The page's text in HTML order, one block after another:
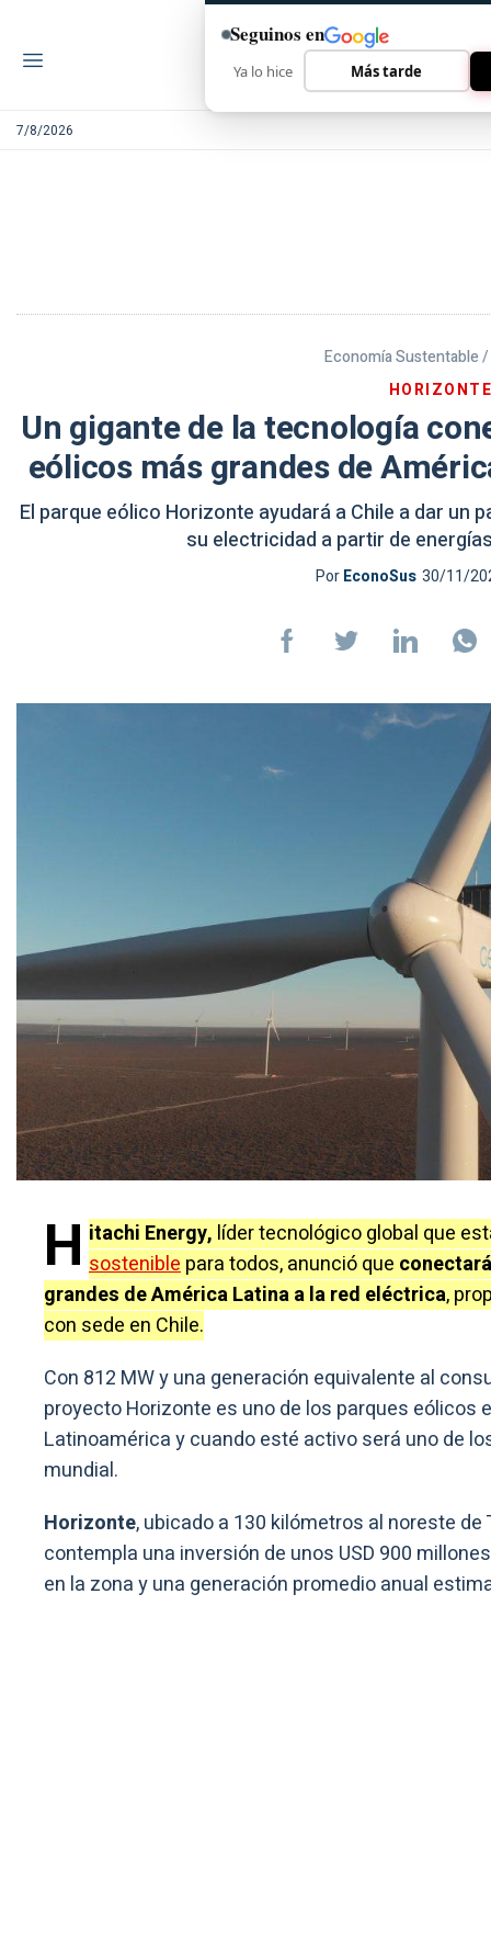
7/8/2026
Economía Sustentable /
Un gigante de la tecnología
eólicos más grandes de
El parque eólico Horizonte ayudará a Chile a dar un
su electricidad a partir de
PorEconoSus 30/11/
H itachi Energy, líder tecnológico global que
sosteniblepara todos, anunció que
grandes de América Latina a la red eléctrica,
con sede en Chile.
Con 812 MW y una generación equivalente al
proyecto Horizonte es uno de los parques eólicos
Latinoamérica y cuando esté activo será uno de
mundial.
Horizonte, ubicado a 130 kilómetros al noreste
contempla una inversión de unos USD 900
en la zona y una generación promedio anual
Seguinos en
Ya lo hice Más tarde